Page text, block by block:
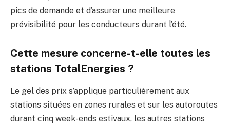
pics de demande et d’assurer une meilleure
prévisibilité pour les conducteurs durant l’été.
Cette mesure concerne-t-elle toutes les
stations TotalEnergies ?
Le gel des prix s’applique particulièrement aux
stations situées en zones rurales et sur les autoroutes
durant cinq week-ends estivaux, les autres stations